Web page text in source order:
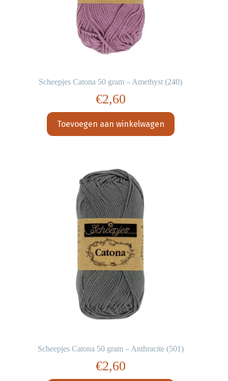
Scheepjes Catona 50 gram – Amethyst (240)
€2,60
Toevoegen aan winkelwagen
Scheepjes Catona 50 gram – Anthracite (501)
€2,60